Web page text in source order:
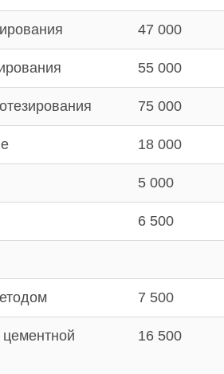
47 000
55 000
75 000
18 000
5 000
6 500
7 500
16 500